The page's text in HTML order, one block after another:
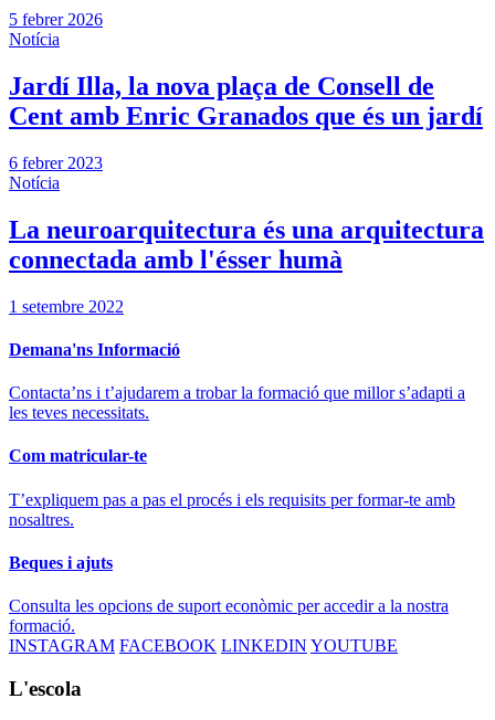
5 febrer 2026
Notícia
Jardí Illa, la nova plaça de Consell de
Cent amb Enric Granados que és un jardí
6 febrer 2023
Notícia
La neuroarquitectura és una arquitectura
connectada amb l'ésser humà
1 setembre 2022
Demana'ns Informació
Contacta’ns i t’ajudarem a trobar la formació que millor s’adapti a
les teves necessitats.
Com matricular-te
T’expliquem pas a pas el procés i els requisits per formar-te amb
nosaltres.
Beques i ajuts
Consulta les opcions de suport econòmic per accedir a la nostra
formació.
INSTAGRAM FACEBOOK LINKEDIN YOUTUBE
L'escola